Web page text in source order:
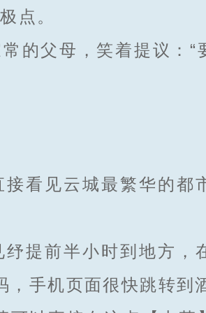
点。
的父母，笑着提议：“
看见云城最繁华的都
提前半小时到地方，
，手机页面很快跳转到